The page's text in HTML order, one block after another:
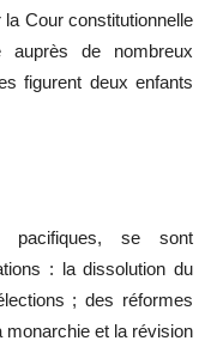
Cour constitutionnelle
auprès de nombreux
figurent deux enfants
pacifiques, se sont
: la dissolution du
; des réformes
monarchie et la révision